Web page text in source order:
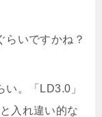
らいですかね？
い。「LD3.0」
入れ違い的な